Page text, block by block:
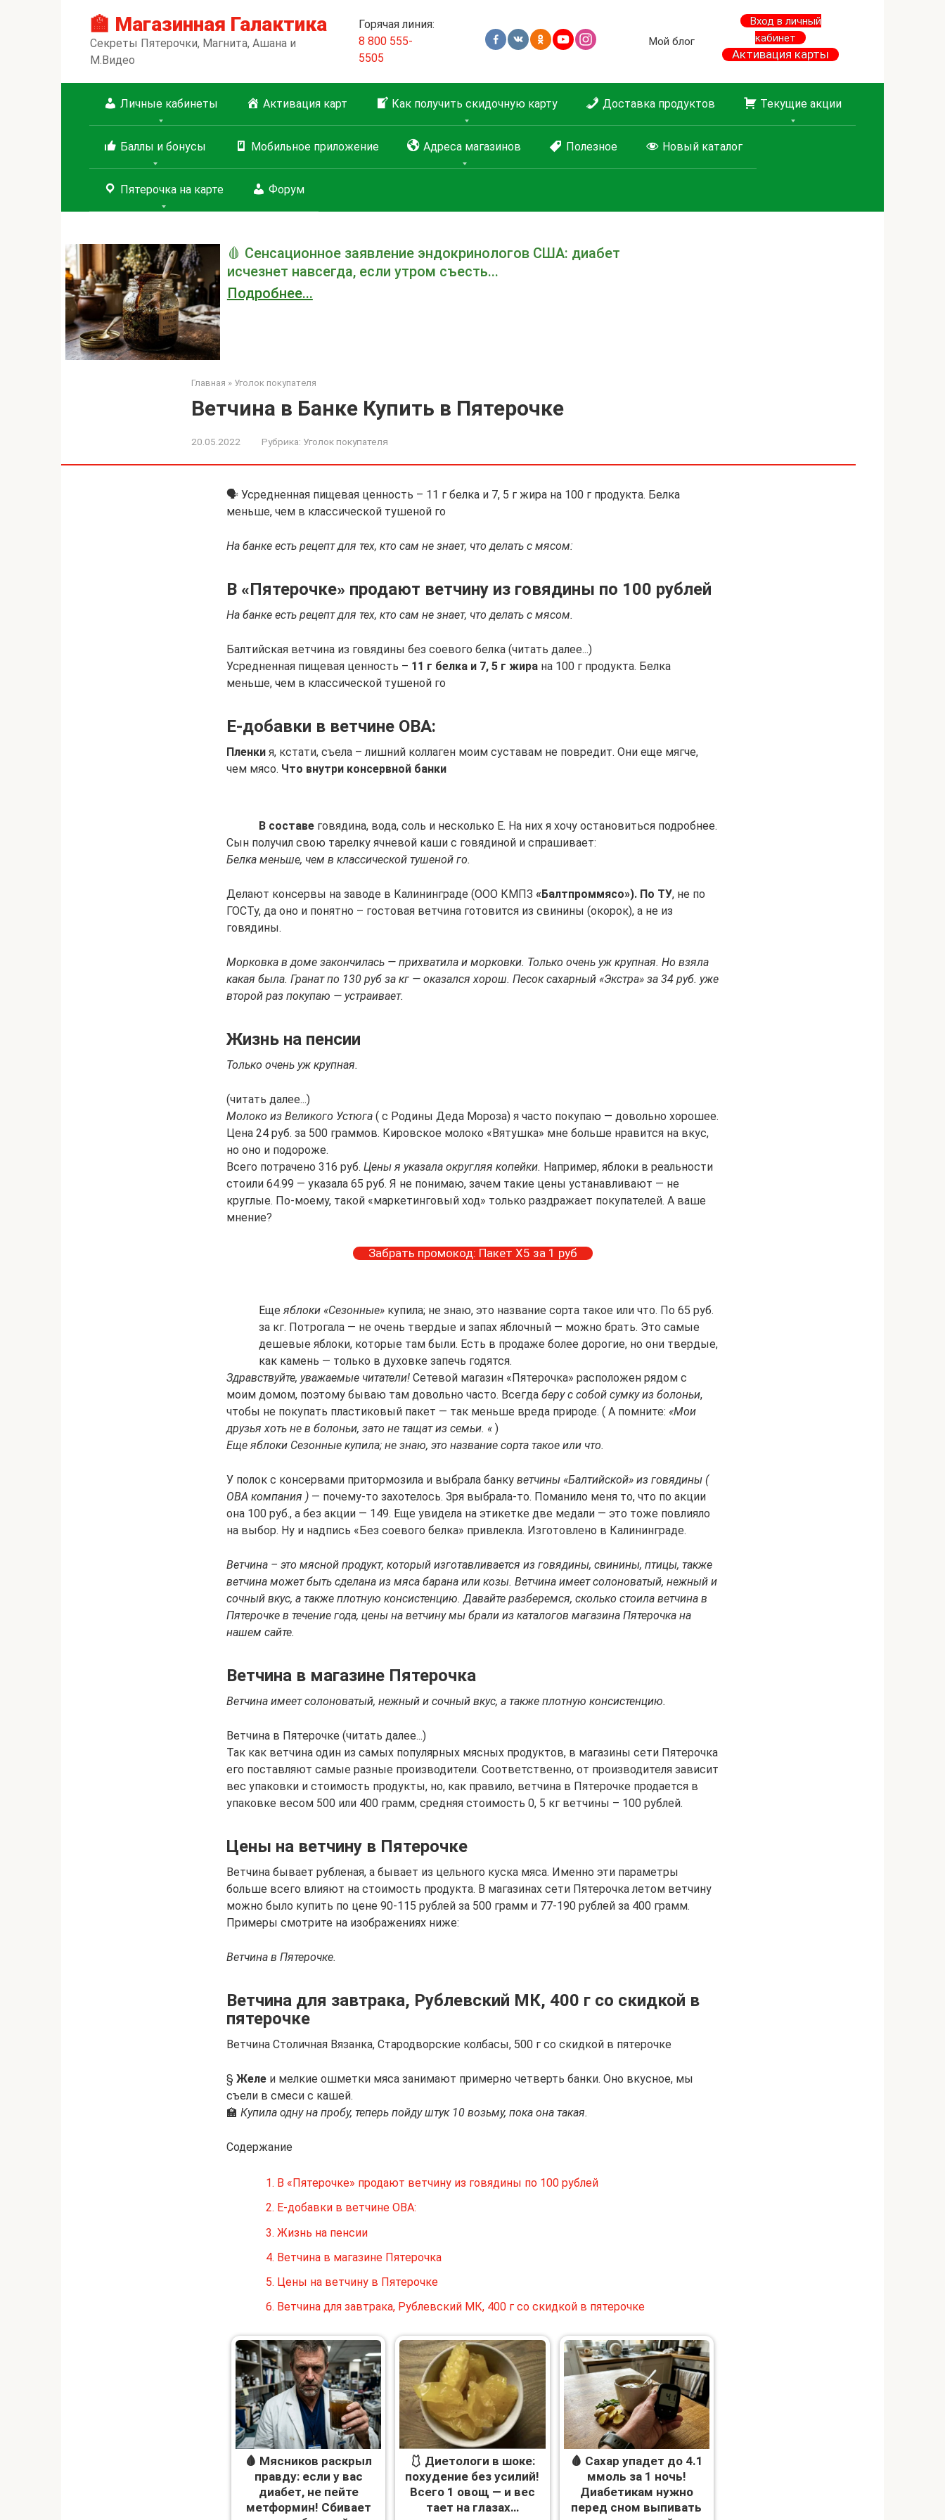
🏫 Магазинная Галактика
Секреты Пятерочки, Магнита, Ашана и
М.Видео
Горячая линия:
8 800 555-
5505
Мой блог
Вход в личный
кабинет
Активация карты
Личные кабинеты Активация карт Как получить скидочную карту Доставка продуктов Текущие акции
Баллы и бонусы Мобильное приложение Адреса магазинов Полезное Новый каталог
Пятерочка на карте Форум
🩸 Сенсационное заявление эндокринологов США: диабет
исчезнет навсегда, если утром съесть...
Подробнее...
Главная » Уголок покупателя
Ветчина в Банке Купить в Пятерочке
20.05.2022 Рубрика: Уголок покупателя
🗣 Усредненная пищевая ценность – 11 г белка и 7, 5 г жира на 100 г продукта. Белка
меньше, чем в классической тушеной го
На банке есть рецепт для тех, кто сам не знает, что делать с мясом:
В «Пятерочке» продают ветчину из говядины по 100 рублей
На банке есть рецепт для тех, кто сам не знает, что делать с мясом.
Балтийская ветчина из говядины без соевого белка (читать далее...)
Усредненная пищевая ценность – 11 г белка и 7, 5 г жира на 100 г продукта. Белка
меньше, чем в классической тушеной го
Е-добавки в ветчине ОВА:
Пленки я, кстати, съела – лишний коллаген моим суставам не повредит. Они еще мягче,
чем мясо. Что внутри консервной банки
В составе говядина, вода, соль и несколько Е. На них я хочу остановиться подробнее.
Сын получил свою тарелку ячневой каши с говядиной и спрашивает:
Белка меньше, чем в классической тушеной го.
Делают консервы на заводе в Калининграде (ООО КМПЗ «Балтпроммясо»). По ТУ, не по
ГОСТу, да оно и понятно – гостовая ветчина готовится из свинины (окорок), а не из
говядины.
Морковка в доме закончилась — прихватила и морковки. Только очень уж крупная. Но взяла
какая была. Гранатпо 130 руб за кг — оказался хорош. Песок сахарный «Экстра» за 34 руб. уже
второй раз покупаю — устраивает.
Жизнь на пенсии
Только очень уж крупная.
(читать далее...)
Молоко из Великого Устюга ( с Родины Деда Мороза) я часто покупаю — довольно хорошее.
Цена 24 руб. за 500 граммов. Кировское молоко «Вятушка» мне больше нравится на вкус,
но оно и подороже.
Всего потрачено 316 руб. Цены я указала округляя копейки. Например, яблоки в реальности
стоили 64.99 — указала 65 руб. Я не понимаю, зачем такие цены устанавливают — не
круглые. По-моему, такой «маркетинговый ход» только раздражает покупателей. А ваше
мнение?
Забрать промокод: Пакет Х5 за 1 руб
Ещеяблоки «Сезонные» купила; не знаю, это название сорта такое или что. По 65 руб.
за кг. Потрогала — не очень твердые и запах яблочный — можно брать. Это самые
дешевые яблоки, которые там были. Есть в продаже более дорогие, но они твердые,
как камень — только в духовке запечь годятся.
Здравствуйте, уважаемые читатели! Сетевой магазин «Пятерочка» расположен рядом с
моим домом, поэтому бываю там довольно часто. Всегда беру с собой сумку из болоньи,
чтобы не покупать пластиковый пакет — так меньше вреда природе. ( А помните: «Мои
друзья хоть не в болоньи, зато не тащат из семьи. « )
Еще яблоки Сезонные купила; не знаю, это название сорта такое или что.
У полок с консервами притормозила и выбрала банку ветчины «Балтийской» из говядины (
ОВА компания ) — почему-то захотелось. Зря выбрала-то. Поманило меня то, что по акции
она 100 руб., а без акции — 149. Еще увидела на этикетке две медали — это тоже повлияло
на выбор. Ну и надпись «Без соевого белка» привлекла. Изготовлено в Калининграде.
Ветчина – это мясной продукт, который изготавливается из говядины, свинины, птицы, также
ветчина может быть сделана из мяса барана или козы. Ветчина имеет солоноватый, нежный и
сочный вкус, а также плотную консистенцию. Давайте разберемся, сколько стоила ветчина в
Пятерочке в течение года, цены на ветчину мы брали из каталогов магазина Пятерочка на
нашем сайте.
Ветчина в магазине Пятерочка
Ветчина имеет солоноватый, нежный и сочный вкус, а также плотную консистенцию.
Ветчина в Пятерочке (читать далее...)
Так как ветчина один из самых популярных мясных продуктов, в магазины сети Пятерочка
его поставляют самые разные производители. Соответственно, от производителя зависит
вес упаковки и стоимость продукты, но, как правило, ветчина в Пятерочке продается в
упаковке весом 500 или 400 грамм, средняя стоимость 0, 5 кг ветчины – 100 рублей.
Цены на ветчину в Пятерочке
Ветчина бывает рубленая, а бывает из цельного куска мяса. Именно эти параметры
больше всего влияют на стоимость продукта. В магазинах сети Пятерочка летом ветчину
можно было купить по цене 90-115 рублей за 500 грамм и 77-190 рублей за 400 грамм.
Примеры смотрите на изображениях ниже:
Ветчина в Пятерочке.
Ветчина для завтрака, Рублевский МК, 400 г со скидкой в
пятерочке
Ветчина Столичная Вязанка, Стародворские колбасы, 500 г со скидкой в пятерочке
§ Желе и мелкие ошметки мяса занимают примерно четверть банки. Оно вкусное, мы
съели в смеси с кашей.
🏫 Купила одну на пробу, теперь пойду штук 10 возьму, пока она такая.
Содержание
1. В «Пятерочке» продают ветчину из говядины по 100 рублей
2. Е-добавки в ветчине ОВА:
3. Жизнь на пенсии
4. Ветчина в магазине Пятерочка
5. Цены на ветчину в Пятерочке
6. Ветчина для завтрака, Рублевский МК, 400 г со скидкой в пятерочке
🩸 Мясников раскрыл
правду: если у вас
диабет, не пейте
метформин! Сбивает
🩱 Диетологи в шоке:
похудение без усилий!
Всего 1 овощ — и вес
тает на глазах…
🩸 Сахар упадет до 4.1
ммоль за 1 ночь!
Диабетикам нужно
перед сном выпивать